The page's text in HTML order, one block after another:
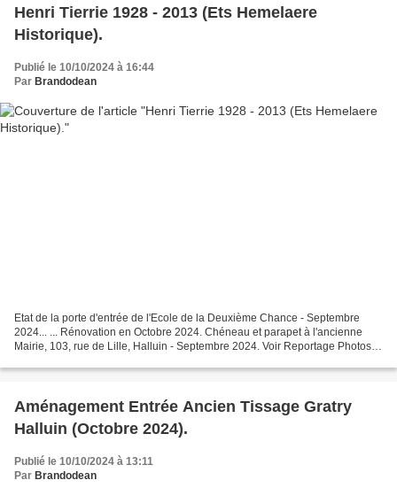
Henri Tierrie 1928 - 2013 (Ets Hemelaere
Historique).
Publié le 10/10/2024 à 16:44
Par Brandodean
Etat de la porte d'entrée de l'Ecole de la Deuxième Chance - Septembre
2024... ... Rénovation en Octobre 2024. Chéneau et parapet à l'ancienne
Mairie, 103, rue de Lille, Halluin - Septembre 2024. Voir Reportage Photos :
Aménagement Entrée Ancien Tissage Gratry
Halluin (Octobre 2024).
Publié le 10/10/2024 à 13:11
Par Brandodean